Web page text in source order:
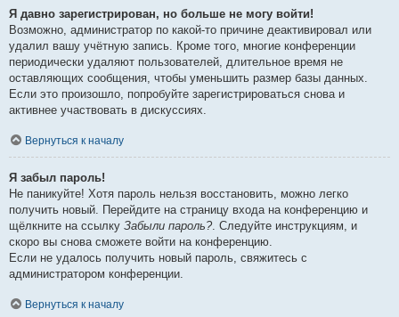
Я давно зарегистрирован, но больше не могу войти!
Возможно, администратор по какой-то причине деактивировал или
удалил вашу учётную запись. Кроме того, многие конференции
периодически удаляют пользователей, длительное время не
оставляющих сообщения, чтобы уменьшить размер базы данных.
Если это произошло, попробуйте зарегистрироваться снова и
активнее участвовать в дискуссиях.
Вернуться к началу
Я забыл пароль!
Не паникуйте! Хотя пароль нельзя восстановить, можно легко
получить новый. Перейдите на страницу входа на конференцию и
щёлкните на ссылку Забыли пароль?. Следуйте инструкциям, и
скоро вы снова сможете войти на конференцию.
Если не удалось получить новый пароль, свяжитесь с
администратором конференции.
Вернуться к началу